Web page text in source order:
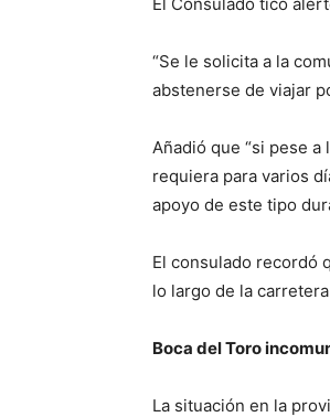
“Se le solicita a la
abstenerse de viajar
Añadió que “si pese
requiera para varios
apoyo de este tipo
El consulado recordó
lo largo de la
Boca del Toro
La situación en la